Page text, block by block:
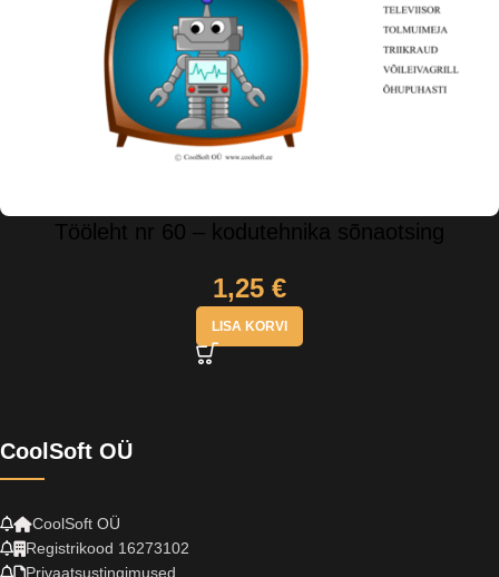
Tööleht nr 60 – kodutehnika sõnaotsing
1,25 €
LISA KORVI
CoolSoft OÜ
CoolSoft OÜ
Registrikood 16273102
Privaatsustingimused